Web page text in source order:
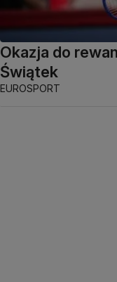
Okazja do
Świątek
EUROSPORT